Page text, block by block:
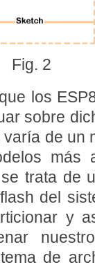
Fig. 2
los
sobre
de un
más
trata de
del
y
de